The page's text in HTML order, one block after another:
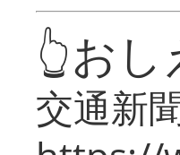
👆お
交通新